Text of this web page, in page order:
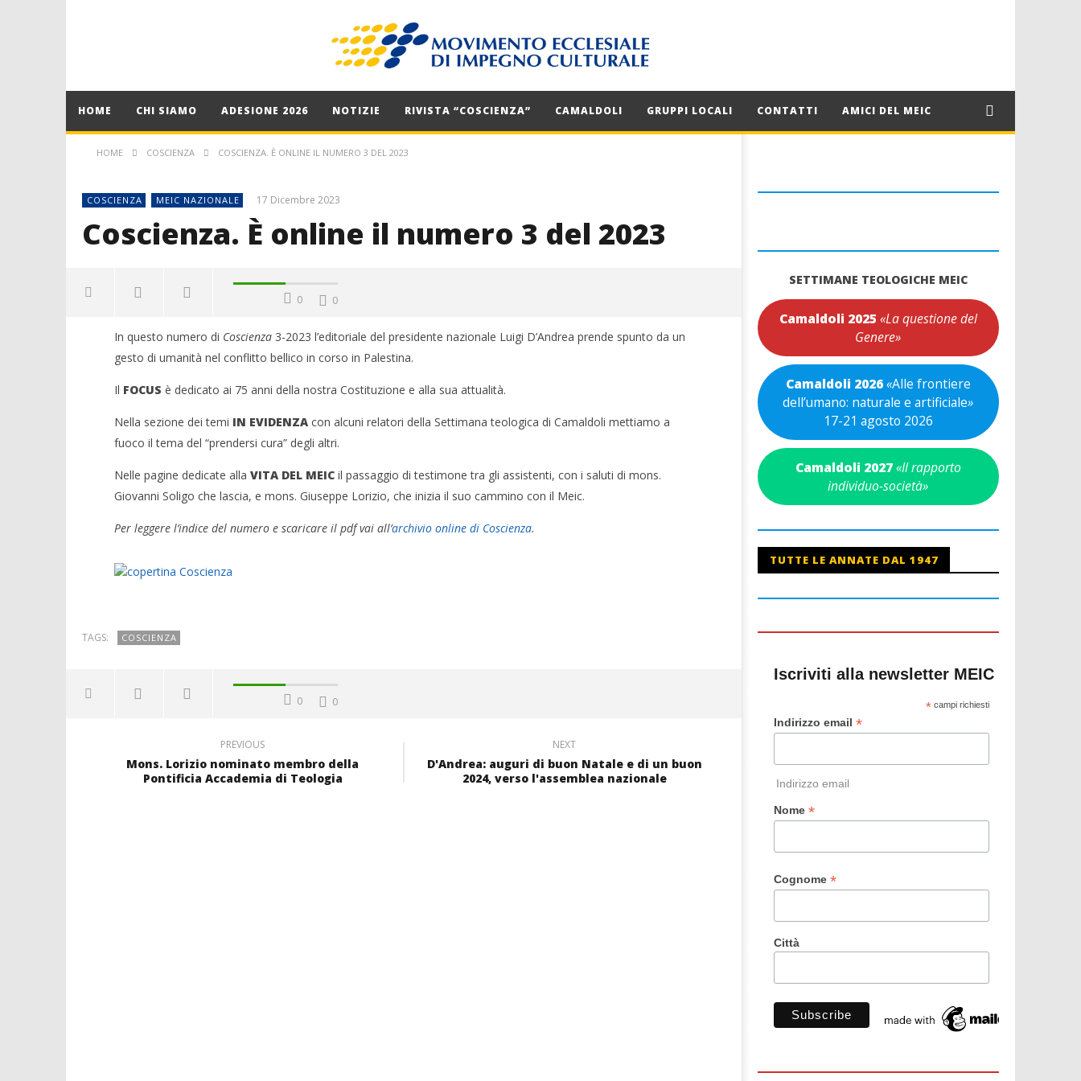
HOME CHI SIAMO ADESIONE 2026 NOTIZIE RIVISTA “COSCIENZA” CAMALDOLI GRUPPI LOCALI CONTATTI AMICI DEL MEIC
HOME COSCIENZA COSCIENZA. È ONLINE IL NUMERO 3 DEL 2023
COSCIENZA MEIC NAZIONALE 17 Dicembre 2023
Coscienza. È online il numero 3 del 2023
0 0
In questo numero di Coscienza3-2023 l’editoriale del presidente nazionale Luigi D’Andrea prende spunto da un
gesto di umanità nel conflitto bellico in corso in Palestina.
Il FOCUS è dedicato ai 75 anni della nostra Costituzione e alla sua attualità.
Nella sezione dei temi IN EVIDENZAcon alcuni relatori della Settimana teologica di Camaldoli mettiamo a
fuoco il tema del “prendersi cura” degli altri.
Nelle pagine dedicate alla VITA DEL MEICil passaggio di testimone tra gli assistenti, con i saluti di mons.
Giovanni Soligo che lascia, e mons. Giuseppe Lorizio, che inizia il suo cammino con il Meic.
Per leggere l’indice del numero e scaricare il pdf vai all’archivio online di Coscienza.
TAGS: COSCIENZA
0 0
PREVIOUS
Mons. Lorizio nominato membro della
Pontificia Accademia di Teologia
NEXT
D'Andrea: auguri di buon Natale e di un buon
2024, verso l'assemblea nazionale
SETTIMANE TEOLOGICHE MEIC
Camaldoli 2025 «La questione del
Genere»
Camaldoli 2026«Alle frontiere
dell’umano: naturale e artificiale»
17-21 agosto 2026
Camaldoli 2027 «Il rapporto
individuo-società»
TUTTE LE ANNATE DAL 1947
Iscriviti alla newsletter MEIC
* campi richiesti
Indirizzo email *
Indirizzo email
Nome *
Cognome *
Città